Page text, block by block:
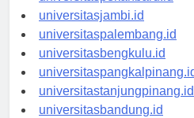
universitaspekanbaru.id
universitasjambi.id
universitaspalembang.id
universitasbengkulu.id
universitaspangkalpinang.id
universitastanjungpinang.id